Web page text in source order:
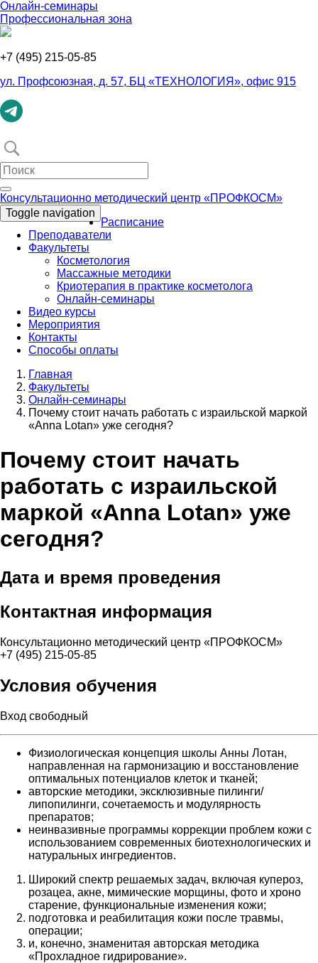
Онлайн-семинары
Профеcсиональная зона
+7 (495) 215-05-85
ул. Профсоюзная, д. 57, БЦ «ТЕХНОЛОГИЯ», офис 915
Консультационно методический центр «ПРОФКОСМ»
Toggle navigation
Расписание
Преподаватели
Факультеты
Косметология
Массажные методики
Криотерапия в практике косметолога
Онлайн-семинары
Видео курсы
Мероприятия
Контакты
Способы оплаты
Главная
Факультеты
Онлайн-семинары
Почему стоит начать работать с израильской маркой
«Anna Lotan» уже сегодня?
Почему стоит начать
работать с израильской
маркой «Anna Lotan» уже
сегодня?
Дата и время проведения
Контактная информация
Консультационно методический центр «ПРОФКОСМ»
+7 (495) 215-05-85
Условия обучения
Вход свободный
Физиологическая концепция школы Анны Лотан,
направленная на гармонизацию и восстановление
оптимальных потенциалов клеток и тканей;
авторские методики, эксклюзивные пилинги/
липопилинги, сочетаемость и модулярность
препаратов;
неинвазивные программы коррекции проблем кожи с
использованием современных биотехнологических и
натуральных ингредиентов.
Широкий спектр решаемых задач, включая купероз,
розацеа, акне, мимические морщины, фото и хроно
старение, функциональные изменения кожи;
подготовка и реабилитация кожи после травмы,
операции;
и, конечно, знаменитая авторская методика
«Прохладное гидрирование».